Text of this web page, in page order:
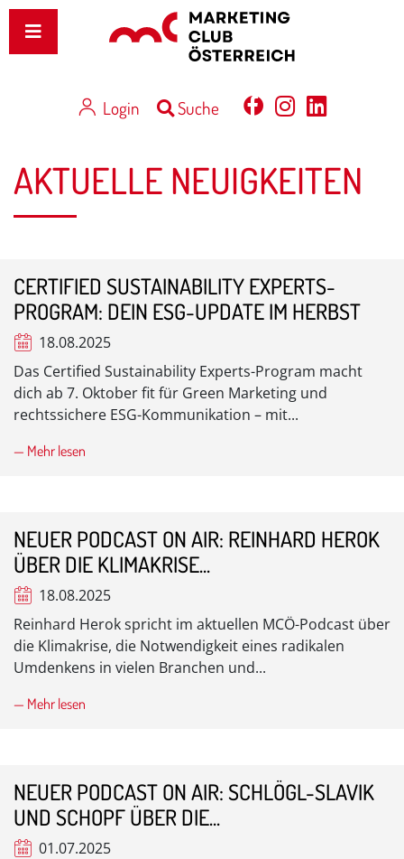
Login Suche
AKTUELLE NEUIGKEITEN
CERTIFIED SUSTAINABILITY EXPERTS-
PROGRAM: DEIN ESG-UPDATE IM HERBST
18.08.2025
Das Certified Sustainability Experts-Program macht
dich ab 7. Oktober fit für Green Marketing und
rechtssichere ESG-Kommunikation – mit...
— Mehr lesen
NEUER PODCAST ON AIR: REINHARD HEROK
ÜBER DIE KLIMAKRISE...
18.08.2025
Reinhard Herok spricht im aktuellen MCÖ-Podcast über
die Klimakrise, die Notwendigkeit eines radikalen
Umdenkens in vielen Branchen und...
— Mehr lesen
NEUER PODCAST ON AIR: SCHLÖGL-SLAVIK
UND SCHOPF ÜBER DIE...
01.07.2025